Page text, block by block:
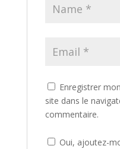
Enregistrer
site dans le
commentaire.
Oui, ajoutez-